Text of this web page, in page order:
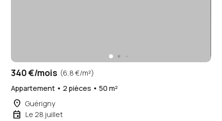
340 €/mois (6,8 €/m²)
Appartement • 2 pièces • 50 m²
place Guérigny
event Le 28 juillet